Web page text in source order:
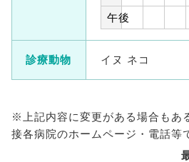
午後
診療動物 イヌ ネコ
※上記内容に変更がある場合もあ
接各病院のホームページ・電話等